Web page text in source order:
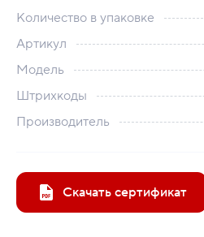
Количество в упаковке
Артикул
Модель
Штрихкоды
Производитель
Скачать сертификат